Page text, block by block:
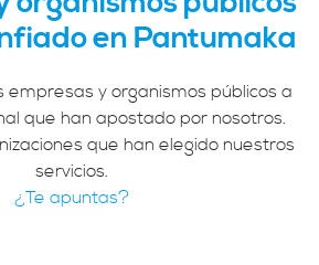
en Pantumaka
empresas y organismos públicos a
que han apostado por nosotros.
que han elegido nuestros
servicios.
¿Te apuntas?